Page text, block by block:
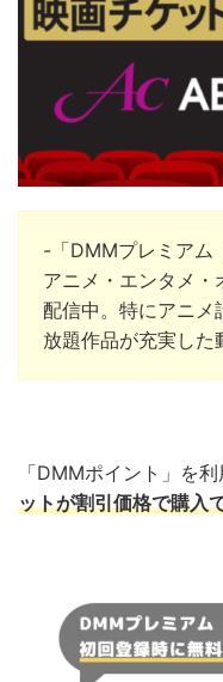
-「DMMプレミアム
アニメ・エンタメ・
配信中。 特にアニメ
放題作品が充実した
「DMMポイント」を
ットが割引価格で購入